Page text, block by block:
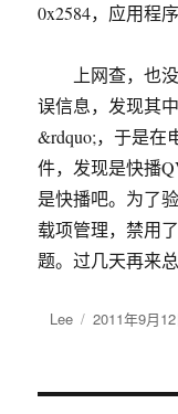
0x2584，应用程
上网查，也没
误信息，发现其
&rdquo;，于是在
件，发现是快播
是快播吧。为了
载项管理，禁用
题。过几天再来总
作
Lee
发
2011年9月12